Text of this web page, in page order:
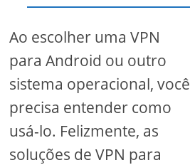
Ao escolher uma VPN
para Android ou outro
sistema operacional, você
precisa entender como
usá-lo. Felizmente, as
soluções de VPN para